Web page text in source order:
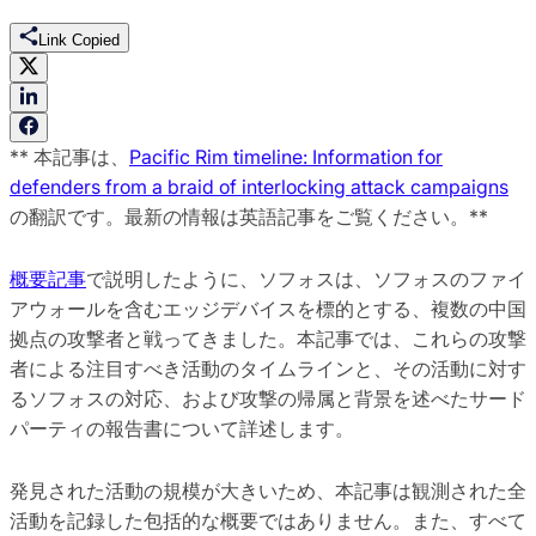
Link Copied
** 本記事は、 Pacific Rim timeline: Information for
defenders from a braid of interlocking attack campaigns
の翻訳です。最新の情報は英語記事をご覧ください。**
概要記事で説明したように、ソフォスは、ソフォスのファイ
アウォールを含むエッジデバイスを標的とする、複数の中国
拠点の攻撃者と戦ってきました。本記事では、これらの攻撃
者による注目すべき活動のタイムラインと、その活動に対す
るソフォスの対応、および攻撃の帰属と背景を述べたサード
パーティの報告書について詳述します。
発見された活動の規模が大きいため、本記事は観測された全
活動を記録した包括的な概要ではありません。また、すべて